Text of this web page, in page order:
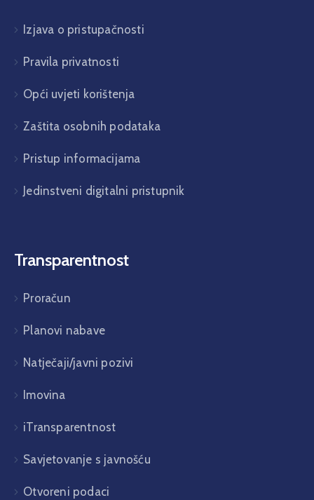
Izjava o pristupačnosti
Pravila privatnosti
Opći uvjeti korištenja
Zaštita osobnih podataka
Pristup informacijama
Jedinstveni digitalni pristupnik
Transparentnost
Proračun
Planovi nabave
Natječaji/javni pozivi
Imovina
iTransparentnost
Savjetovanje s javnošću
Otvoreni podaci